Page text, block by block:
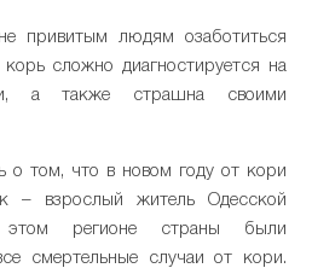
привитым людям озаботиться
сложно диагностируется на
а также страшна своими
о том, что в новом году от кори
– взрослый житель Одесской
регионе страны были
смертельные случаи от кори.